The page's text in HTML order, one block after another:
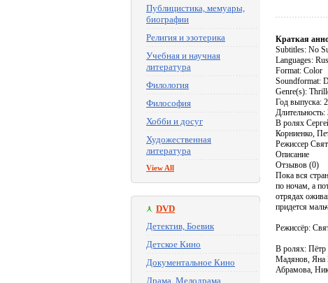
Публицистика, мемуары,
биографии
Религия и эзотерика
Учебная и научная
литература
Филология
Философия
Хобби и досуг
Художественная
литература
View All
DVD
Детектив, Боевик
Детское Кино
Документальное Кино
Драма. Мелодрама
Краткая
Subtitles: No
Languages:
Format: Color
Soundformat:
Genre(s):
Год выпуска:
В ролях
Корниенко,
Режиссер
Описание
Отзывов (0)
Пока вся
по ночам, а
отрядах
придется
Режиссёр:
В ролях: Пётр
Мадянов, Яна
Абрамова,